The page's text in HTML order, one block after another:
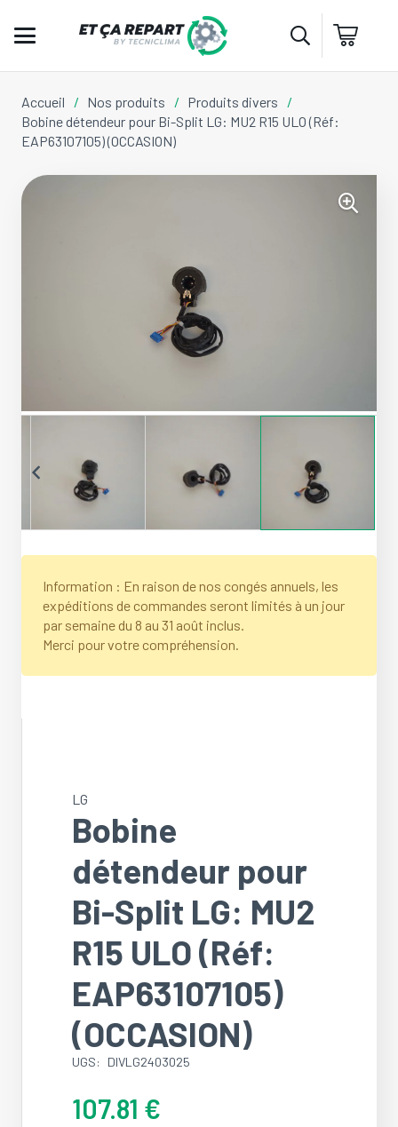
Accueil / Nos produits / Produits divers
/
Bobine détendeur pour Bi-Split LG: MU2 R15 ULO (Réf:
EAP63107105) (OCCASION)
Information : En raison de nos congés annuels, les
expéditions de commandes seront limités à un jour
par semaine du 8 au 31 août inclus.
Merci pour votre compréhension.
LG
Bobine
détendeur pour
Bi-Split LG: MU2
R15 ULO (Réf:
EAP63107105)
(OCCASION)
UGS: DIVLG2403025
107.81 €